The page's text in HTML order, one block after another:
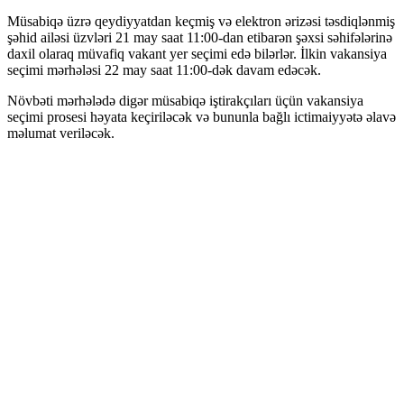
Müsabiqə üzrə qeydiyyatdan keçmiş və elektron ərizəsi təsdiqlənmiş
şəhid ailəsi üzvləri 21 may saat 11:00-dan etibarən şəxsi səhifələrinə
daxil olaraq müvafiq vakant yer seçimi edə bilərlər. İlkin vakansiya
seçimi mərhələsi 22 may saat 11:00-dək davam edəcək.
Növbəti mərhələdə digər müsabiqə iştirakçıları üçün vakansiya
seçimi prosesi həyata keçiriləcək və bununla bağlı ictimaiyyətə əlavə
məlumat veriləcək.